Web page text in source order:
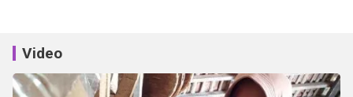
Video